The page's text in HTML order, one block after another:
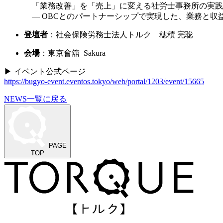
「業務改善」を「売上」に変える社労士事務所の実
― OBCとのパートナーシップで実現した、業務と収
登壇者 ：社会保険労務士法人トルク 穂積 完聡
会場： 東京會舘 Sakura
▶ イベント公式ページ
https://bugyo-event.eventos.tokyo/web/portal/1203/event/15665
NEWS一覧に戻る
PAGE
TOP